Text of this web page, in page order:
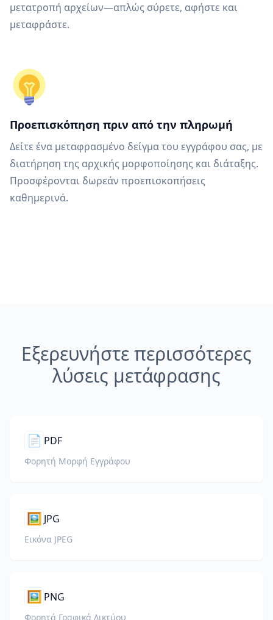
μετατροπή αρχείων—απλώς σύρετε, αφήστε και
μεταφράστε.
Προεπισκόπηση πριν από την πληρωμή
Δείτε ένα μεταφρασμένο δείγμα του εγγράφου σας, με
διατήρηση της αρχικής μορφοποίησης και διάταξης.
Προσφέρονται δωρεάν προεπισκοπήσεις
καθημερινά.
Εξερευνήστε περισσότερες
λύσεις μετάφρασης
📄 PDF
Φορητή Μορφή Εγγράφου
🖼️ JPG
Εικόνα JPEG
🖼️ PNG
Φορητά Γραφικά Δικτύου